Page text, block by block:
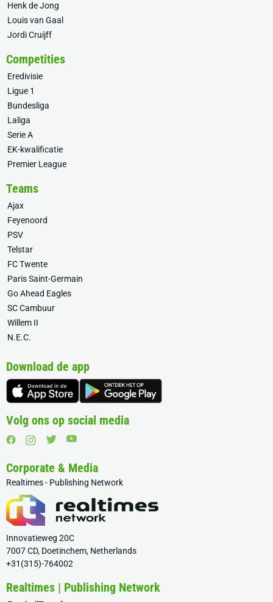
Henk de Jong
Louis van Gaal
Jordi Cruijff
Competities
Eredivisie
Ligue 1
Bundesliga
Laliga
Serie A
EK-kwalificatie
Premier League
Teams
Ajax
Feyenoord
PSV
Telstar
FC Twente
Paris Saint-Germain
Go Ahead Eagles
SC Cambuur
Willem II
N.E.C.
Download de app
Volg ons op social media
Corporate & Media
Realtimes - Publishing Network
Innovatieweg 20C
7007 CD, Doetinchem, Netherlands
+31(315)-764002
Realtimes | Publishing Network